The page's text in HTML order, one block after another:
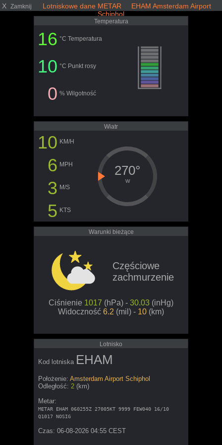
X Zamknij
Lotniskowe dane METAR EHAM Amsterdam Airport
Schiphol
Temperatura
16 °C Temperatura
10 °C Punkt rosy
0 % Wilgotność
Wiatr
10 KM/H
6 MPH
3 M/S
5 KTS
270°
W
Warunki bieżące
Częściowe
zachmurzenie
Ciśnienie 1017 (hPa) - 30.03 (inHg)
Widoczność 6.2 (mil) - 10 (km)
Lotnisko
Kod lotniska EHAM
Położenie: Amsterdam Airport Schiphol
Odległość: 2 (km)
Metar:
METAR EHAM 060255Z 27005KT 9999 FEW040 16/10
Q1017 NOSIG
Czas: 06-08-2026 04:55 CEST